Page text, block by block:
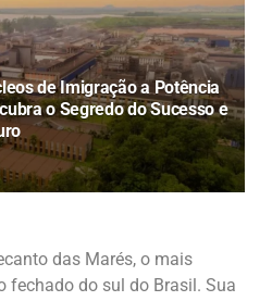
de Imigração a Potência
o Segredo do Sucesso e
das Marés, o mais
fechado do sul do Brasil. Sua